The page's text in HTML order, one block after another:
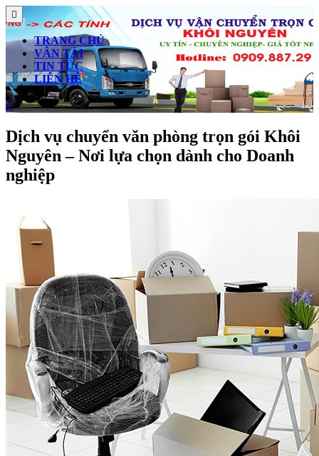
Skip
to
content
Skip
content
Button
TRANG CHỦ
VẬN TẢI
TIN TỨC
LIÊN HỆ
Close
Button
Dịch vụ chuyển văn phòng trọn gói Khôi
Nguyên – Nơi lựa chọn dành cho Doanh
nghiệp